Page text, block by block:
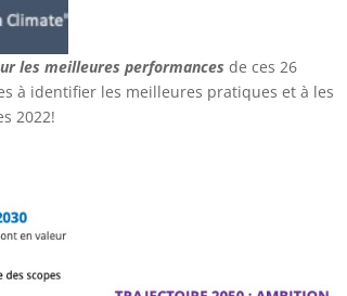
les meilleures performances de ces 26
à identifier les meilleures pratiques et à les
2022!